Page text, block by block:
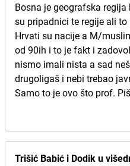
Bosna je geografska
su pripadnici te regije ali
Hrvati su nacije a M/
od 90ih i to je fakt i
nismo imali nista a sad
drugoligaš i nebi trebao
Samo to je ovo što prof.
Trišić Babić i Dodik u